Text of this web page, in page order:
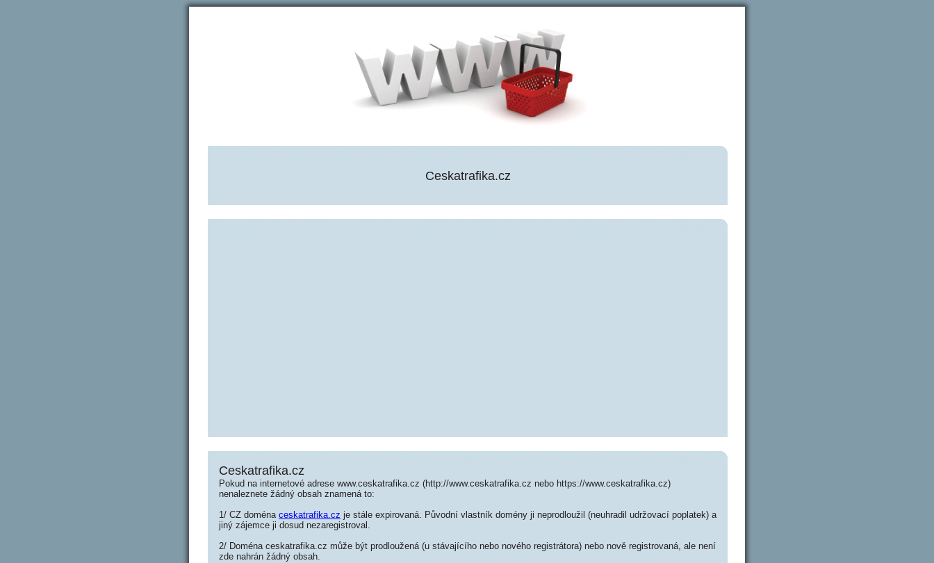
Ceskatrafika.cz
Ceskatrafika.cz
Pokud na internetové adrese www.ceskatrafika.cz (http://www.ceskatrafika.cz nebo https://www.ceskatrafika.cz)
nenaleznete žádný obsah znamená to:
1/ CZ doména ceskatrafika.cz je stále expirovaná. Původní vlastník domény ji neprodloužil (neuhradil udržovací poplatek) a
jiný zájemce ji dosud nezaregistroval.
2/ Doména ceskatrafika.cz může být prodloužená (u stávajícího nebo nového registrátora) nebo nově registrovaná, ale není
zde nahrán žádný obsah.